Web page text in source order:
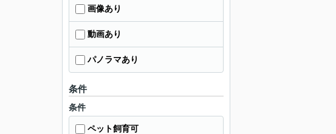
画像あり
動画あり
パノラマあり
条件
条件
ペット飼育可